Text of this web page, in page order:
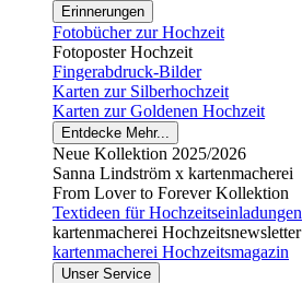
Erinnerungen
Fotobücher zur Hochzeit
Fotoposter Hochzeit
Fingerabdruck-Bilder
Karten zur Silberhochzeit
Karten zur Goldenen Hochzeit
Entdecke Mehr...
Neue Kollektion 2025/2026
Sanna Lindström x kartenmacherei
From Lover to Forever Kollektion
Textideen für Hochzeitseinladungen
kartenmacherei Hochzeitsnewsletter
kartenmacherei Hochzeitsmagazin
Unser Service